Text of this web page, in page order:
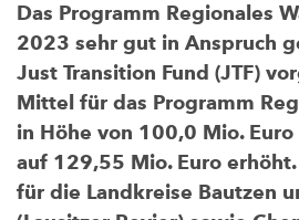
Das Programm Regionales
2023 sehr gut in Anspruch
Just Transition Fund (JTF)
Mittel für das Programm
in Höhe von 100,0 Mio.
auf 129,55 Mio. Euro
für die Landkreise Bautzen